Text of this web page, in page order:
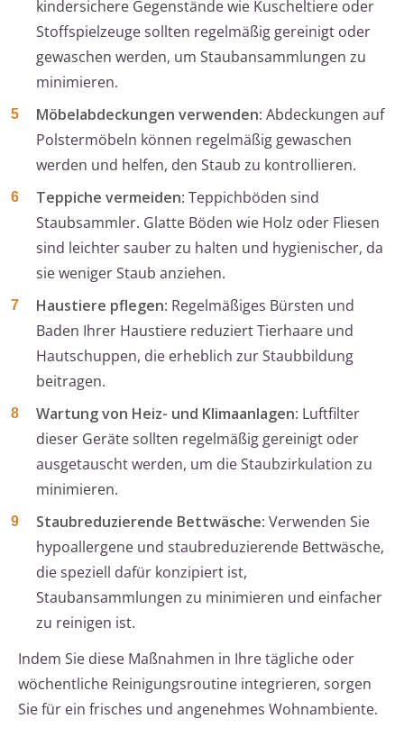
kindersichere Gegenstände wie Kuscheltiere oder
Stoffspielzeuge sollten regelmäßig gereinigt oder
gewaschen werden, um Staubansammlungen zu
minimieren.
Möbelabdeckungen verwenden: Abdeckungen auf
Polstermöbeln können regelmäßig gewaschen
werden und helfen, den Staub zu kontrollieren.
Teppiche vermeiden: Teppichböden sind
Staubsammler. Glatte Böden wie Holz oder Fliesen
sind leichter sauber zu halten und hygienischer, da
sie weniger Staub anziehen.
Haustiere pflegen: Regelmäßiges Bürsten und
Baden Ihrer Haustiere reduziert Tierhaare und
Hautschuppen, die erheblich zur Staubbildung
beitragen.
Wartung von Heiz- und Klimaanlagen: Luftfilter
dieser Geräte sollten regelmäßig gereinigt oder
ausgetauscht werden, um die Staubzirkulation zu
minimieren.
Staubreduzierende Bettwäsche: Verwenden Sie
hypoallergene und staubreduzierende Bettwäsche,
die speziell dafür konzipiert ist,
Staubansammlungen zu minimieren und einfacher
zu reinigen ist.
Indem Sie diese Maßnahmen in Ihre tägliche oder
wöchentliche Reinigungsroutine integrieren, sorgen
Sie für ein frisches und angenehmes Wohnambiente.